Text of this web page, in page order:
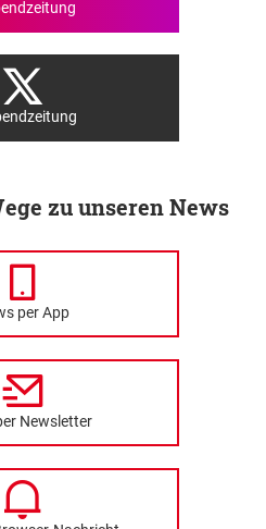
zu unseren News
per App
Newsletter